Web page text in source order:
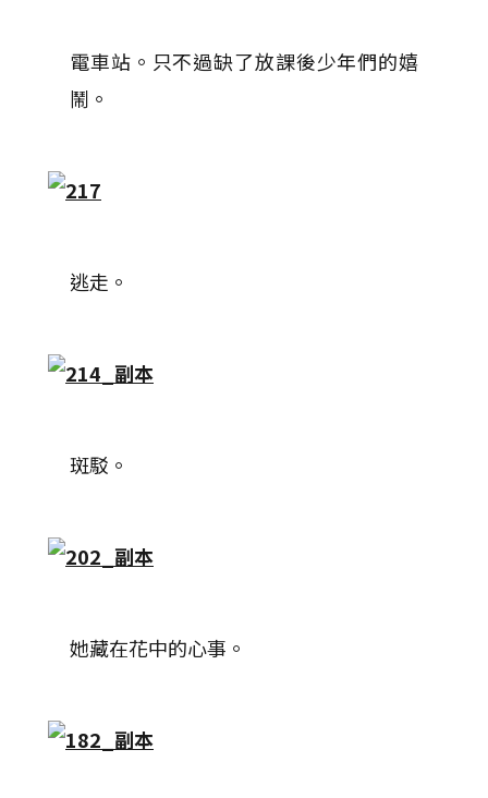
電車站。只不過缺了放課後少年們的嬉
鬧。
逃走。
斑駁。
她藏在花中的心事。